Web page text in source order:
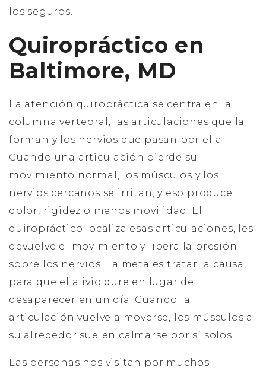
los seguros.
Quiropráctico en
Baltimore, MD
La atención quiropráctica se centra en la
columna vertebral, las articulaciones que la
forman y los nervios que pasan por ella.
Cuando una articulación pierde su
movimiento normal, los músculos y los
nervios cercanos se irritan, y eso produce
dolor, rigidez o menos movilidad. El
quiropráctico localiza esas articulaciones, les
devuelve el movimiento y libera la presión
sobre los nervios. La meta es tratar la causa,
para que el alivio dure en lugar de
desaparecer en un día. Cuando la
articulación vuelve a moverse, los músculos a
su alrededor suelen calmarse por sí solos.
Las personas nos visitan por muchos